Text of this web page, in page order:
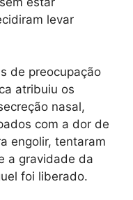
levar
de preocupação
atribuiu os
nasal,
com a dor de
engolir, tentaram
a gravidade da
foi liberado.